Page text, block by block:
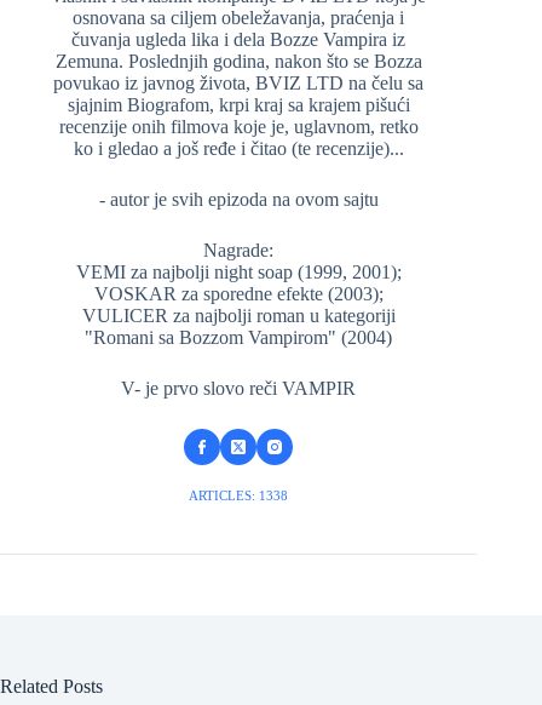
osnovana sa ciljem obeležavanja, praćenja i
čuvanja ugleda lika i dela Bozze Vampira iz
Zemuna. Poslednjih godina, nakon što se Bozza
povukao iz javnog života, BVIZ LTD na čelu sa
sjajnim Biografom, krpi kraj sa krajem pišući
recenzije onih filmova koje je, uglavnom, retko
ko i gledao a još ređe i čitao (te recenzije)...
- autor je svih epizoda na ovom sajtu
Nagrade:
VEMI za najbolji night soap (1999, 2001);
VOSKAR za sporedne efekte (2003);
VULICER za najbolji roman u kategoriji
"Romani sa Bozzom Vampirom" (2004)
V- je prvo slovo reči VAMPIR
ARTICLES: 1338
Related Posts